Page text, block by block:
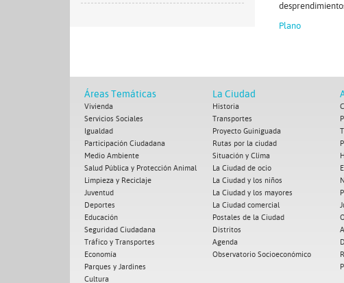
Plano
Áreas Temáticas
Vivienda
Servicios Sociales
Igualdad
Participación Ciudadana
Medio Ambiente
Salud Pública y Protección Animal
Limpieza y Reciclaje
Juventud
Deportes
Educación
Seguridad Ciudadana
Tráfico y Transportes
Economía
Parques y Jardines
Cultura
La Ciudad
Historia
Transportes
Proyecto Guiniguada
Rutas por la ciudad
Situación y Clima
La Ciudad de ocio
La Ciudad y los niños
La Ciudad y los mayores
La Ciudad comercial
Postales de la Ciudad
Distritos
Agenda
Observatorio Socioeconómico